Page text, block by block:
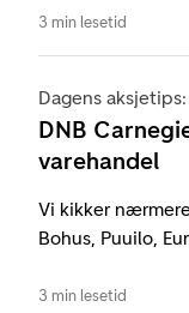
3 min lesetid
Dagens aksjetips:
DNB
varehandel
Vi kikker
Bohus, Puuilo,
3 min lesetid